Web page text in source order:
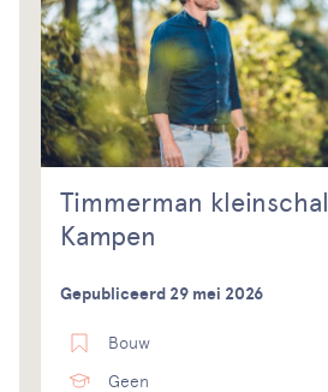
Timmerman
Kampen
Gepubliceerd 29 mei 2026
Bouw
Geen